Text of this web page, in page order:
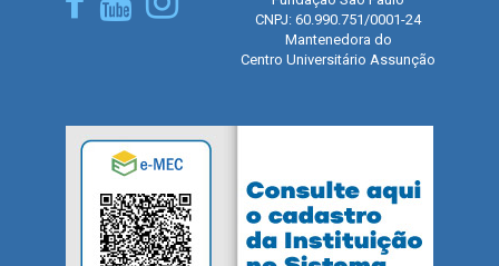
CNPJ: 60.990.751/0001-24
Mantenedora do
Centro Universitário Assunção